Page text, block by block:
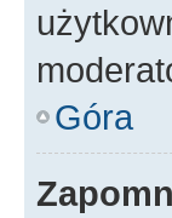
Góra